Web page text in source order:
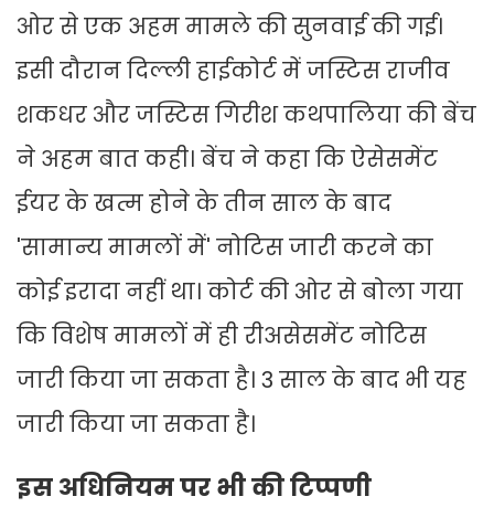
ओर से एक अहम मामले की सुनवाई की गई।
इसी दौरान दिल्ली हाईकोर्ट में जस्टिस राजीव
शकधर और जस्टिस गिरीश कथपालिया की बेंच
ने अहम बात कही। बेंच ने कहा कि ऐसेसमेंट
ईयर के खत्म होने के तीन साल के बाद
'सामान्य मामलों में' नोटिस जारी करने का
कोई इरादा नहीं था। कोर्ट की ओर से बोला गया
कि विशेष मामलों में ही रीअसेसमेंट नोटिस
जारी किया जा सकता है। 3 साल के बाद भी यह
जारी किया जा सकता है।
इस अधिनियम पर भी की टिप्पणी